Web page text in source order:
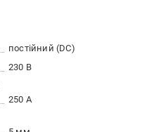
постійний (DC)
230 В
250 А